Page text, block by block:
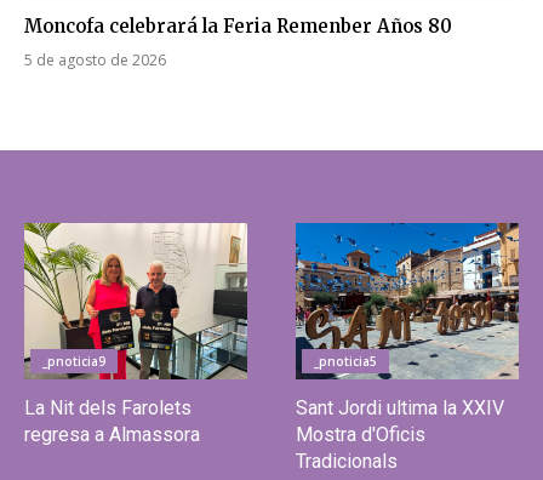
Moncofa celebrará la Feria Remenber Años 80
5 de agosto de 2026
_pnoticia9
La Nit dels Farolets
regresa a Almassora
_pnoticia5
Sant Jordi ultima la XXIV
Mostra d'Oficis
Tradicionals